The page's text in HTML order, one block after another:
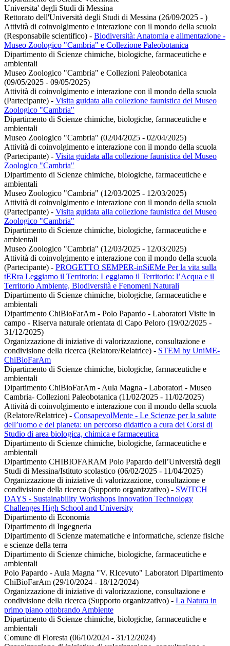
Universita' degli Studi di Messina
Rettorato dell'Università degli Studi di Messina (26/09/2025 - )
Attività di coinvolgimento e interazione con il mondo della scuola
(Responsabile scientifico) - Biodiversità: Anatomia e alimentazione -
Museo Zoologico "Cambria" e Collezione Paleobotanica
Dipartimento di Scienze chimiche, biologiche, farmaceutiche e
ambientali
Museo Zoologico "Cambria" e Collezioni Paleobotanica
(09/05/2025 - 09/05/2025)
Attività di coinvolgimento e interazione con il mondo della scuola
(Partecipante) - Visita guidata alla collezione faunistica del Museo
Zoologico "Cambria"
Dipartimento di Scienze chimiche, biologiche, farmaceutiche e
ambientali
Museo Zoologico "Cambria" (02/04/2025 - 02/04/2025)
Attività di coinvolgimento e interazione con il mondo della scuola
(Partecipante) - Visita guidata alla collezione faunistica del Museo
Zoologico "Cambria"
Dipartimento di Scienze chimiche, biologiche, farmaceutiche e
ambientali
Museo Zoologico "Cambria" (12/03/2025 - 12/03/2025)
Attività di coinvolgimento e interazione con il mondo della scuola
(Partecipante) - Visita guidata alla collezione faunistica del Museo
Zoologico "Cambria"
Dipartimento di Scienze chimiche, biologiche, farmaceutiche e
ambientali
Museo Zoologico "Cambria" (12/03/2025 - 12/03/2025)
Attività di coinvolgimento e interazione con il mondo della scuola
(Partecipante) - PROGETTO SEMPER-inSiEMe Per la vita sulla
tERra Leggiamo il Territorio: Leggiamo il Territorio: l’Acqua e il
Territorio Ambiente, Biodiversità e Fenomeni Naturali
Dipartimento di Scienze chimiche, biologiche, farmaceutiche e
ambientali
Dipartimento ChiBioFarAm - Polo Papardo - Laboratori Visite in
campo - Riserva naturale orientata di Capo Peloro (19/02/2025 -
31/12/2025)
Organizzazione di iniziative di valorizzazione, consultazione e
condivisione della ricerca (Relatore/Relatrice) - STEM by UniME-
ChiBioFarAm
Dipartimento di Scienze chimiche, biologiche, farmaceutiche e
ambientali
Dipartimento ChiBioFarAm - Aula Magna - Laboratori - Museo
Cambria- Collezioni Paleobotanica (11/02/2025 - 11/02/2025)
Attività di coinvolgimento e interazione con il mondo della scuola
(Relatore/Relatrice) - ConsapevolMente - Le Scienze per la salute
dell’uomo e del pianeta: un percorso didattico a cura dei Corsi di
Studio di area biologica, chimica e farmaceutica
Dipartimento di Scienze chimiche, biologiche, farmaceutiche e
ambientali
Dipartimento CHIBIOFARAM Polo Papardo dell’Università degli
Studi di Messina/Istituto scolastico (06/02/2025 - 11/04/2025)
Organizzazione di iniziative di valorizzazione, consultazione e
condivisione della ricerca (Supporto organizzativo) - SWITCH
DAYS - Sustainability Workshops Innovation Technology
Challenges High School and University
Dipartimento di Economia
Dipartimento di Ingegneria
Dipartimento di Scienze matematiche e informatiche, scienze fisiche
e scienze della terra
Dipartimento di Scienze chimiche, biologiche, farmaceutiche e
ambientali
Polo Papardo - Aula Magna "V. RIcevuto" Laboratori Dipartimento
ChiBioFarAm (29/10/2024 - 18/12/2024)
Organizzazione di iniziative di valorizzazione, consultazione e
condivisione della ricerca (Supporto organizzativo) - La Natura in
primo piano ottobrando Ambiente
Dipartimento di Scienze chimiche, biologiche, farmaceutiche e
ambientali
Comune di Floresta (06/10/2024 - 31/12/2024)